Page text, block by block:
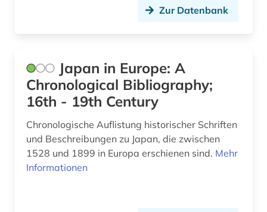
Zur Datenbank
Japan in Europe: A
Chronological Bibliography;
16th - 19th Century
Chronologische Auflistung historischer Schriften
und Beschreibungen zu Japan, die zwischen
1528 und 1899 in Europa erschienen sind. Mehr
Informationen